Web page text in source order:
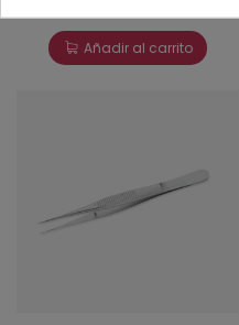
Añadir al carrito